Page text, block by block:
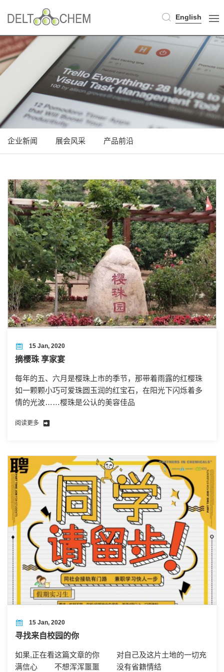
English
企业新闻 展会风采 产品前沿
15 Jan, 2020
摘樱珠 享家宴
每年的五、六月是樱珠上市的季节，那带着雨露的红樱珠
如一颗颗小巧可爱珠圆玉润的红宝石，在阳光下闪烁着多
情的光波……樱珠是公认的美容佳品
阅读更多
15 Jan, 2020
寻找来自校园的你
如果,正在看这篇文章的你 对自己及这片土地的一切充
满信心 不想浑浑噩噩 没有省籍情结